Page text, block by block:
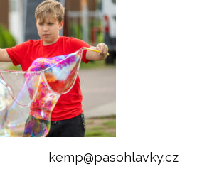
kemp@pasohlavky.cz